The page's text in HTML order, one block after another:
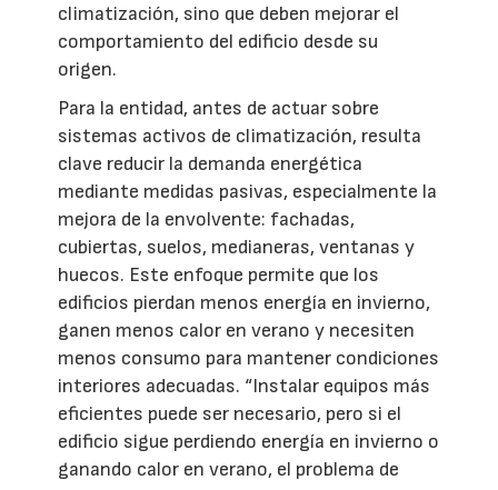
climatización, sino que deben mejorar el
comportamiento del edificio desde su
origen.
Para la entidad, antes de actuar sobre
sistemas activos de climatización, resulta
clave reducir la demanda energética
mediante medidas pasivas, especialmente la
mejora de la envolvente: fachadas,
cubiertas, suelos, medianeras, ventanas y
huecos. Este enfoque permite que los
edificios pierdan menos energía en invierno,
ganen menos calor en verano y necesiten
menos consumo para mantener condiciones
interiores adecuadas. “Instalar equipos más
eficientes puede ser necesario, pero si el
edificio sigue perdiendo energía en invierno o
ganando calor en verano, el problema de